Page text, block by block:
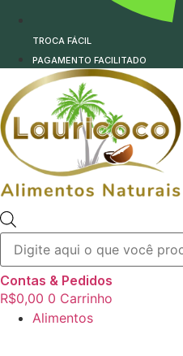
TROCA FÁCIL
PAGAMENTO FACILITADO
produtos
Contas & Pedidos
R$0,00 0 Carrinho
Alimentos